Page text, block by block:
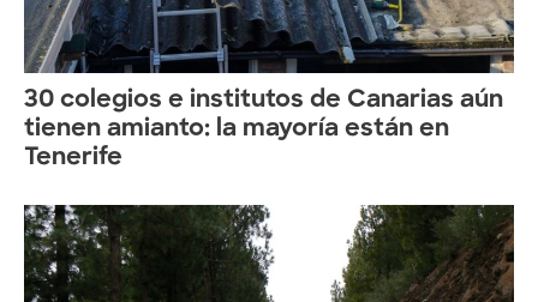
30 colegios e institutos de Canarias aún
tienen amianto: la mayoría están en
Tenerife